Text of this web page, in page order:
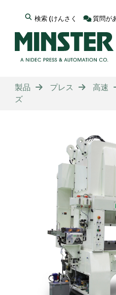
質問が
検索 (けんさく
製品 プレス 高速
ズ